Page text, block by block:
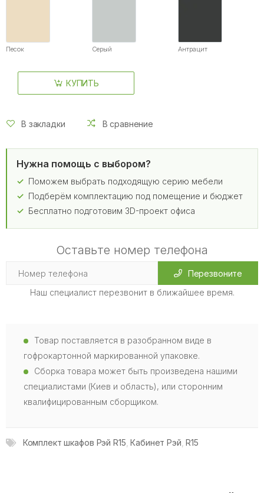
Песок Серый Антрацит
КУПИТЬ
В закладки В сравнение
Нужна помощь с выбором?
Поможем выбрать подходящую серию мебели
Подберём комплектацию под помещение и бюджет
Бесплатно подготовим 3D-проект офиса
Оставьте номер телефона
Перезвоните
Наш специалист перезвонит в ближайшее время.
Товар поставляется в разобранном виде в
гофрокартонной маркированной упаковке.
Сборка товара может быть произведена нашими
специалистами (Киев и область), или сторонним
квалифицированным сборщиком.
Комплект шкафов Рэй R15 ,Кабинет Рэй ,R15